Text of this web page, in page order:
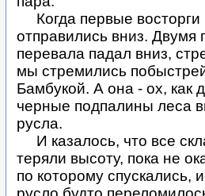
Когда первые
отправились вниз.
перевала падал вниз,
мы стремились
Бамбукой. А она - ох, как
черные подпалины леса
русла.
И казалось, что все
теряли высоту, пока не
по которому спускались,